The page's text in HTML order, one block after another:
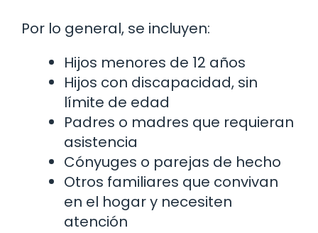
Por lo general, se incluyen:
Hijos menores de 12 años
Hijos con discapacidad, sin
límite de edad
Padres o madres que requieran
asistencia
Cónyuges o parejas de hecho
Otros familiares que convivan
en el hogar y necesiten
atención